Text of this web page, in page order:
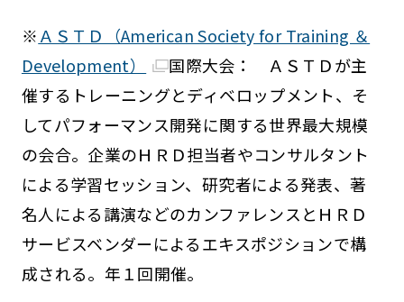
※ＡＳＴＤ（American Society for Training ＆
Development）
国際大会： ＡＳＴＤが主
催するトレーニングとディベロップメント、そ
してパフォーマンス開発に関する世界最大規模
の会合。企業のＨＲＤ担当者やコンサルタント
による学習セッション、研究者による発表、著
名人による講演などのカンファレンスとＨＲＤ
サービスベンダーによるエキスポジションで構
成される。年１回開催。